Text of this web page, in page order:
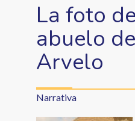
La foto
abuelo
Arvelo
Narrativa